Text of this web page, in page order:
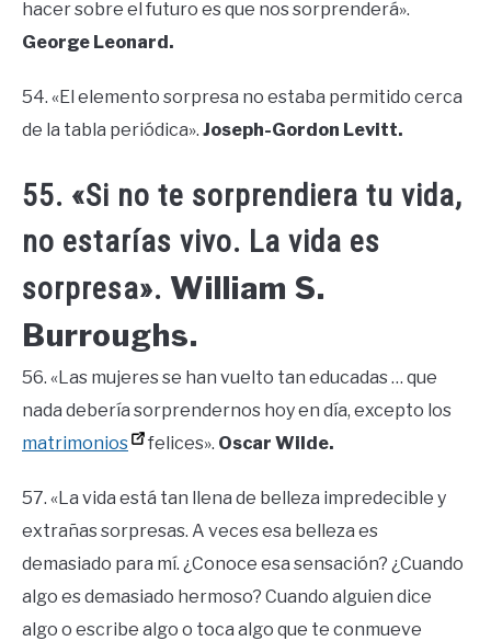
hacer sobre el futuro es que nos sorprenderá».
George Leonard.
54. «El elemento sorpresa no estaba permitido cerca
de la tabla periódica». Joseph-Gordon Levitt.
55. «Si no te sorprendiera tu vida,
no estarías vivo. La vida es
sorpresa». William S.
Burroughs.
56. «Las mujeres se han vuelto tan educadas … que
nada debería sorprendernos hoy en día, excepto los
matrimonios
felices». Oscar Wilde.
57. «La vida está tan llena de belleza impredecible y
extrañas sorpresas. A veces esa belleza es
demasiado para mí. ¿Conoce esa sensación? ¿Cuando
algo es demasiado hermoso? Cuando alguien dice
algo o escribe algo o toca algo que te conmueve